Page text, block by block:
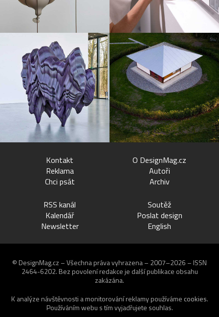
Kontakt
Reklama
Chci psát
O DesignMag.cz
Autoři
Archiv
RSS kanál
Kalendář
Newsletter
Soutěž
Poslat design
English
© DesignMag.cz – Všechna práva vyhrazena – 2007–2026 – ISSN
2464-6202. Bez povolení redakce je další publikace obsahu
zakázána.
K analýze návštěvnosti a monitorování reklamy používáme cookies.
Používáním webu s tím vyjadřujete souhlas.